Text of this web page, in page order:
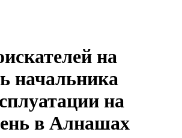
на
начальника
на
в Алнашах